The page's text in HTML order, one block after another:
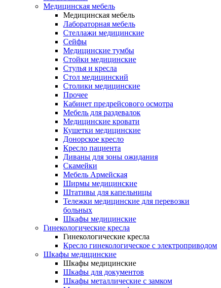
Медицинская мебель
Медицинская мебель
Лабораторная мебель
Стеллажи медицинские
Сейфы
Медицинские тумбы
Стойки медицинские
Cтулья и кресла
Стол медицинский
Столики медицинские
Прочее
Кабинет предрейсового осмотра
Мебель для раздевалок
Медицинские кровати
Кушетки медицинские
Донорское кресло
Кресло пациента
Диваны для зоны ожидания
Скамейки
Мебель Армейская
Ширмы медицинские
Штативы для капельницы
Тележки медицинские для перевозки
больных
Шкафы медицинские
Гинекологические кресла
Гинекологические кресла
Кресло гинекологическое с электроприводом
Шкафы медицинские
Шкафы медицинские
Шкафы для документов
Шкафы металлические с замком